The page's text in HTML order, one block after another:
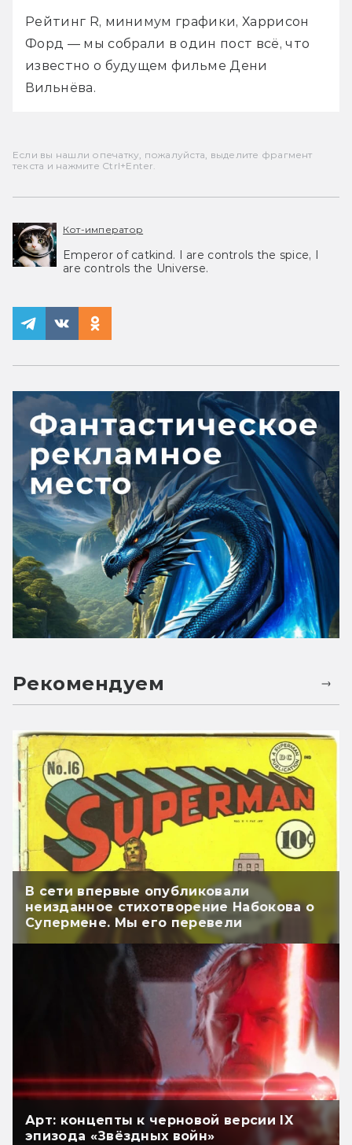
Рейтинг R, минимум графики, Харрисон
Форд — мы собрали в один пост всё, что
известно о будущем фильме Дени
Вильнёва.
Если вы нашли опечатку, пожалуйста, выделите фрагмент
текста и нажмите Ctrl+Enter.
Кот-император
Emperor of catkind. I are controls the spice, I
are controls the Universe.
Рекомендуем
В сети впервые опубликовали
неизданное стихотворение Набокова о
Супермене. Мы его перевели
Арт: концепты к черновой версии IX
эпизода «Звёздных войн»